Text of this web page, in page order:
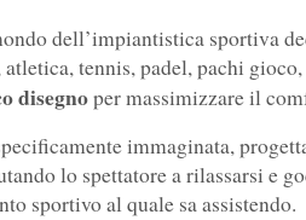
dell’impiantistica sportiva
tennis, padel, pachi
disegnoper massimizzare il
immaginata,
lo spettatore a rilassarsi e
sportivo al quale sa assistendo.